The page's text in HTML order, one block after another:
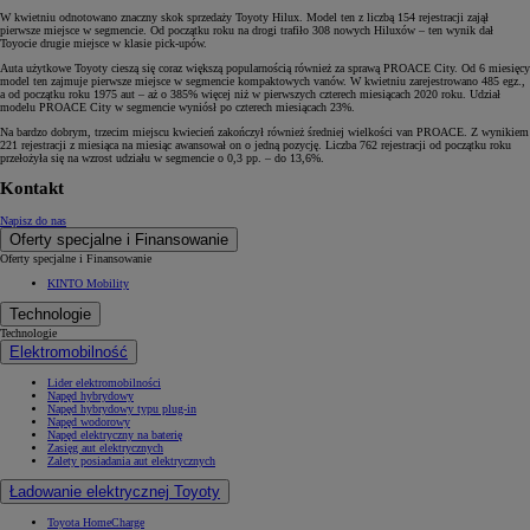
W kwietniu odnotowano znaczny skok sprzedaży Toyoty Hilux. Model ten z liczbą 154 rejestracji zajął
pierwsze miejsce w segmencie. Od początku roku na drogi trafiło 308 nowych Hiluxów – ten wynik dał
Toyocie drugie miejsce w klasie pick-upów.
Auta użytkowe Toyoty cieszą się coraz większą popularnością również za sprawą PROACE City. Od 6 miesięcy
model ten zajmuje pierwsze miejsce w segmencie kompaktowych vanów. W kwietniu zarejestrowano 485 egz.,
a od początku roku 1975 aut – aż o 385% więcej niż w pierwszych czterech miesiącach 2020 roku. Udział
modelu PROACE City w segmencie wyniósł po czterech miesiącach 23%.
Na bardzo dobrym, trzecim miejscu kwiecień zakończył również średniej wielkości van PROACE. Z wynikiem
221 rejestracji z miesiąca na miesiąc awansował on o jedną pozycję. Liczba 762 rejestracji od początku roku
przełożyła się na wzrost udziału w segmencie o 0,3 pp. – do 13,6%.
Kontakt
Napisz do nas
Oferty specjalne i Finansowanie
Oferty specjalne i Finansowanie
KINTO Mobility
Technologie
Technologie
Elektromobilność
Lider elektromobilności
Napęd hybrydowy
Napęd hybrydowy typu plug-in
Napęd wodorowy
Napęd elektryczny na baterię
Zasięg aut elektrycznych
Zalety posiadania aut elektrycznych
Ładowanie elektrycznej Toyoty
Toyota HomeCharge